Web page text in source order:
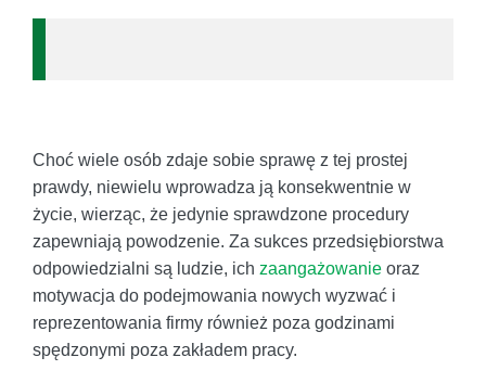
Choć wiele osób zdaje sobie sprawę z tej prostej
prawdy, niewielu wprowadza ją konsekwentnie w
życie, wierząc, że jedynie sprawdzone procedury
zapewniają powodzenie. Za sukces przedsiębiorstwa
odpowiedzialni są ludzie, ich zaangażowanie oraz
motywacja do podejmowania nowych wyzwać i
reprezentowania firmy również poza godzinami
spędzonymi poza zakładem pracy.